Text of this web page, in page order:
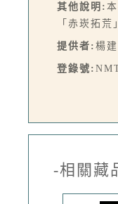
其他說明:
「赤崁拓荒
提供者: 楊建
登錄號:
-相關藏